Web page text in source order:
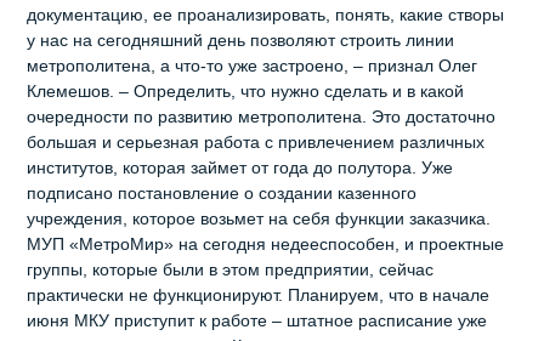
документацию, ее проанализировать, понять, какие створы
у нас на сегодняшний день позволяют строить линии
метрополитена, а что-то уже застроено, – признал Олег
Клемешов. – Определить, что нужно сделать и в какой
очередности по развитию метрополитена. Это достаточно
большая и серьезная работа с привлечением различных
институтов, которая займет от года до полутора. Уже
подписано постановление о создании казенного
учреждения, которое возьмет на себя функции заказчика.
МУП «МетроМир» на сегодня недееспособен, и проектные
группы, которые были в этом предприятии, сейчас
практически не функционируют. Планируем, что в начале
июня МКУ приступит к работе – штатное расписание уже